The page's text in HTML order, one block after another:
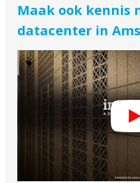
Maak ook kennis
datacenter in